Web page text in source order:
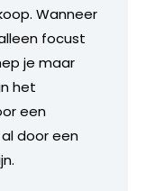
Wanneer
focust
je maar
het
een
door een